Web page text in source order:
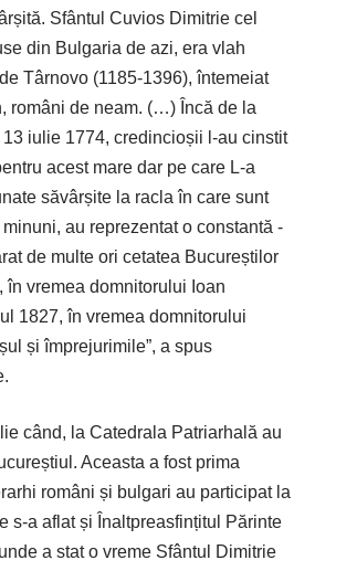
Sfântul Cuvios Dimitrie cel
din Bulgaria de azi, era vlah
Târnovo (1185-1396), întemeiat
români de neam. (…) Încă de la
iulie 1774, credincioșii ­l-au cinstit
acest mare dar pe care L-a
săvârșite la racla în care sunt
au reprezentat o constantă
de multe ori cetatea Bucureștilor
vremea domnitorului Ioan
1827, în vremea domnitorului
și împrejurimile”, a spus
când, la Catedrala Patriarhală au
Aceasta a fost prima
români și bulgari au participat la
s-a aflat și Înaltpreasfințitul Părinte
a stat o vreme Sfântul Dimitrie